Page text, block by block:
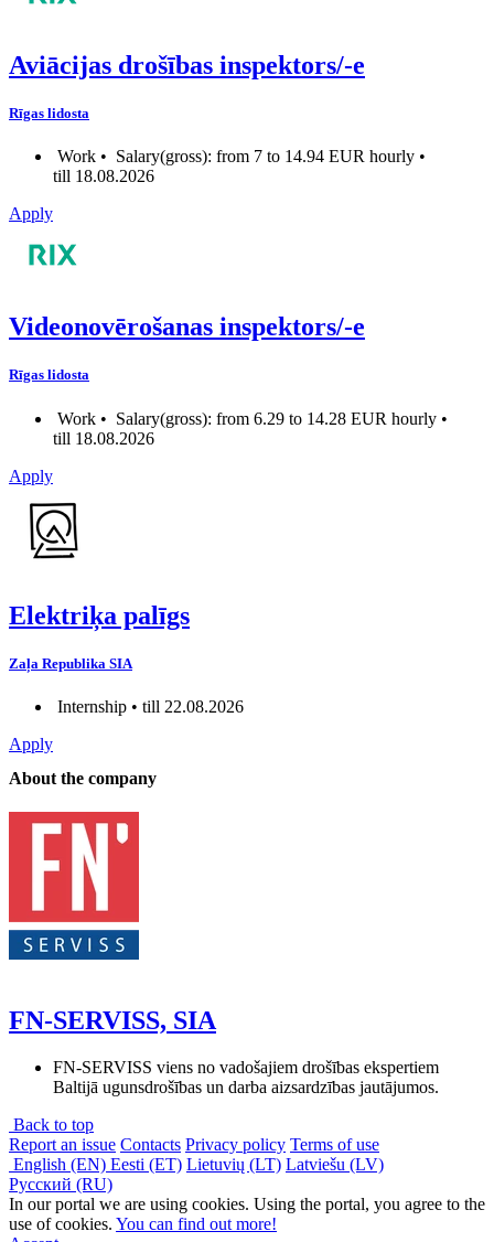
Aviācijas drošības inspektors/-e
Rīgas lidosta
Work • Salary(gross): from 7 to 14.94 EUR hourly •
till 18.08.2026
Apply
Videonovērošanas inspektors/-e
Rīgas lidosta
Work • Salary(gross): from 6.29 to 14.28 EUR hourly •
till 18.08.2026
Apply
Elektriķa palīgs
Zaļa Republika SIA
Internship • till 22.08.2026
Apply
About the company
FN-SERVISS, SIA
FN-SERVISS viens no vadošajiem drošības ekspertiem
Baltijā ugunsdrošības un darba aizsardzības jautājumos.
Back to top
Report an issue Contacts Privacy policy Terms of use
English (EN) Eesti (ET) Lietuvių (LT) Latviešu (LV)
Русский (RU)
In our portal we are using cookies. Using the portal, you agree to the
use of cookies. You can find out more!